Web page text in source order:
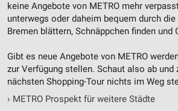
keine Angebote von METRO mehr
unterwegs oder daheim bequem durch
Bremen blättern, Schnäppchen finden und
Gibt es neue Angebote von METRO
zur Verfügung stellen. Schaut also ab und
nächsten Shopping-Tour nichts im Weg
› METRO Prospekt für weitere Städte